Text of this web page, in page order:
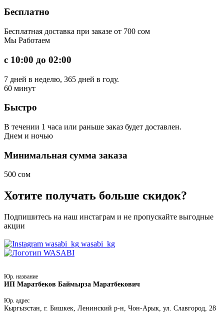
Бесплатно
Бесплатная доставка при заказе от 700 сом
Мы Работаем
с 10:00 до 02:00
7 дней в неделю, 365 дней в году.
60 минут
Быстро
В течении 1 часа или раньше заказ будет доставлен.
Днем и ночью
Минимальная сумма заказа
500 сом
Хотите получать больше скидок?
Подпишитесь на наш инстаграм и не пропускайте выгодные
акции
wasabi_kg
Юр. название
ИП Маратбеков Баймырза Маратбекович
Юр. адрес
Кыргызстан, г. Бишкек, Ленинский р-н, Чон-Арык, ул. Славгород, 28